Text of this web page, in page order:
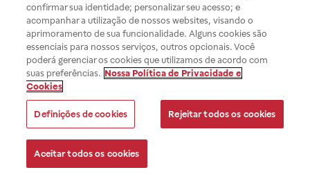
confirmar sua identidade; personalizar seu acesso; e
acompanhar a utilização de nossos websites, visando o
aprimoramento de sua funcionalidade. Alguns cookies são
essenciais para nossos serviços, outros opcionais. Você
poderá gerenciar os cookies que utilizamos de acordo com
suas preferências. Nossa Política de Privacidade e
Cookies
Definições de cookies Rejeitar todos os cookies
Aceitar todos os cookies